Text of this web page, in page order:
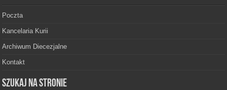
Poczta
Kancelaria Kurii
Archiwum Diecezjalne
Kontakt
Szukaj na stronie